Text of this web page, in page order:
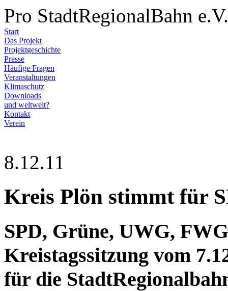
Pro StadtRegionalBahn e.V.
Start
Das Projekt
Projektgeschichte
Presse
Häufige Fragen
Veranstaltungen
Klimaschutz
Downloads
und weltweit?
Kontakt
Verein
8.12.11
Kreis Plön stimmt für
SPD, Grüne, UWG,
Kreistagssitzung vom
für die